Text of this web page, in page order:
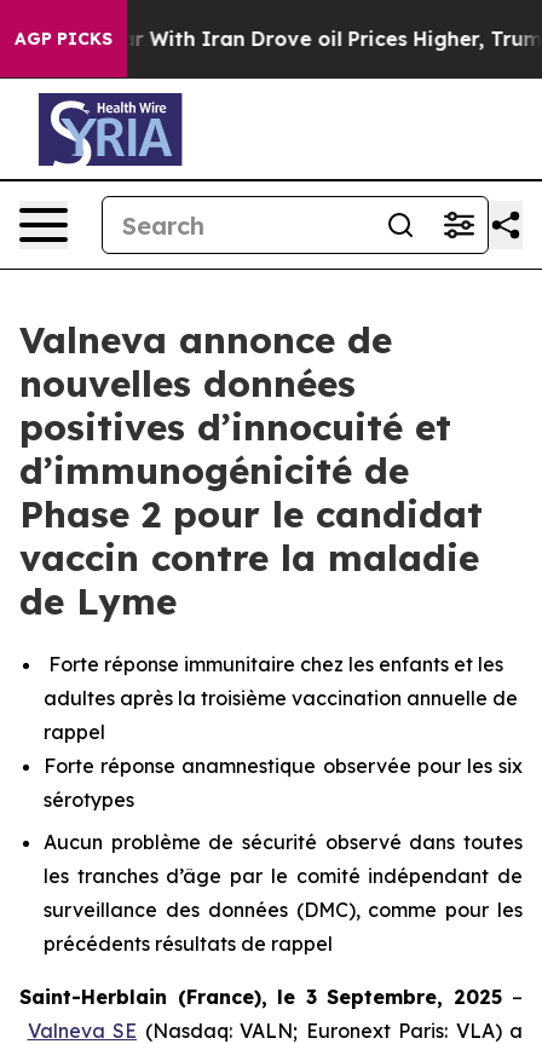
AGP PICKS
With Iran Drove oil Prices Higher, Trump Gave
Valneva annonce de
nouvelles données
positives d’innocuité et
d’immunogénicité de
Phase 2 pour le candidat
vaccin contre la maladie
de Lyme
Forte réponse immunitaire chez les enfants et les
adultes après la troisième vaccination annuelle de
rappel
Forte réponse anamnestique observée pour les six
sérotypes
Aucun problème de sécurité observé dans toutes
les tranches d’âge par le comité indépendant de
surveillance des données (DMC), comme pour les
précédents résultats de rappel
Saint-Herblain (France), le 3 Septembre, 2025 –
Valneva SE (Nasdaq: VALN; Euronext Paris: VLA) a